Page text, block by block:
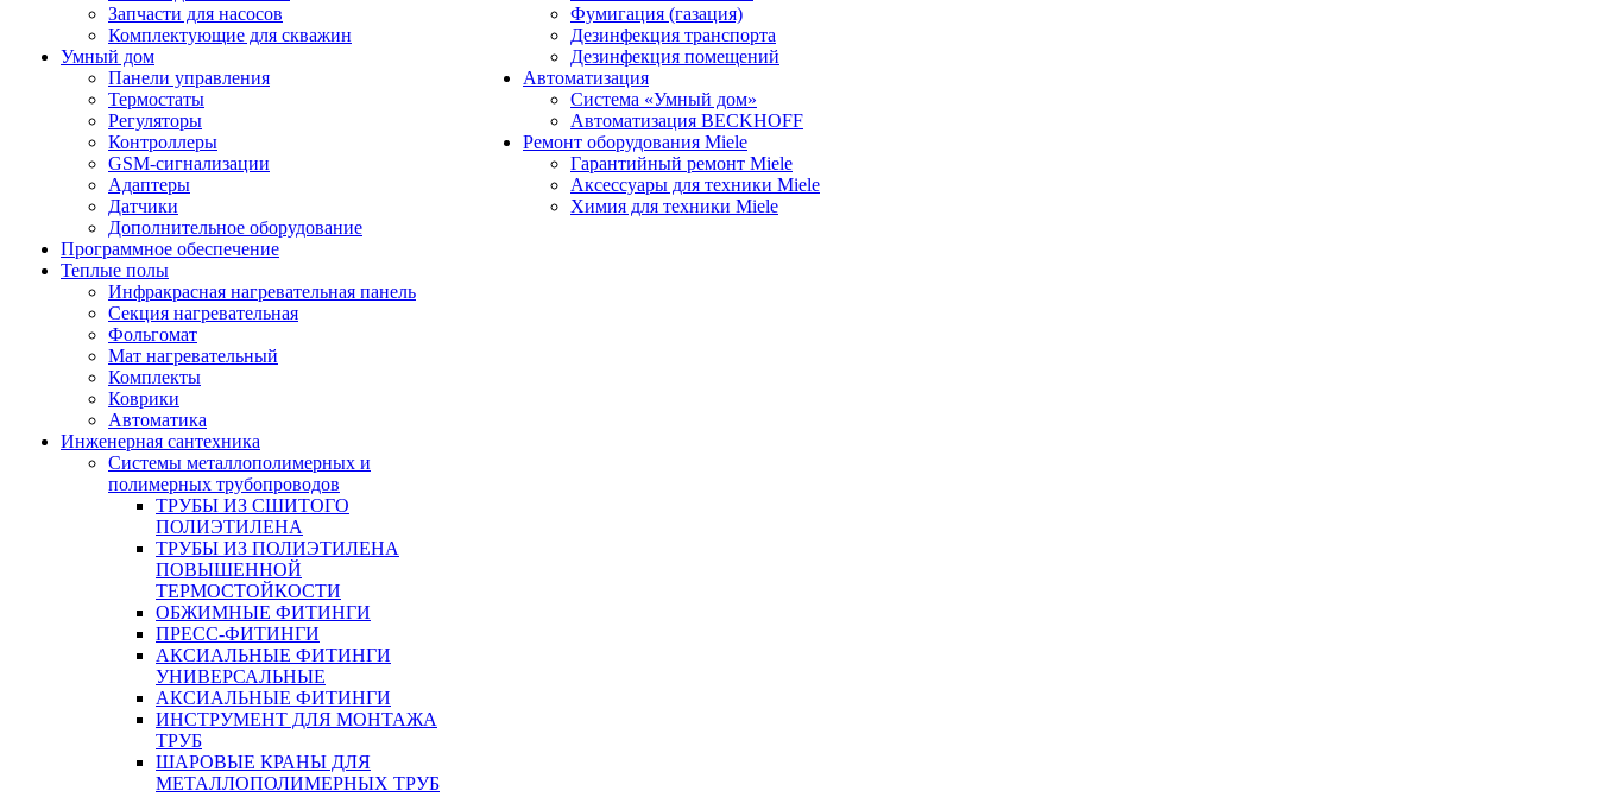
Запчасти для насосов
Комплектующие для скважин
Умный дом
Панели управления
Термостаты
Регуляторы
Контроллеры
GSM-сигнализации
Адаптеры
Датчики
Дополнительное оборудование
Программное обеспечение
Теплые полы
Инфракрасная нагревательная панель
Секция нагревательная
Фольгомат
Мат нагревательный
Комплекты
Коврики
Автоматика
Инженерная сантехника
Системы металлополимерных и
полимерных трубопроводов
ТРУБЫ ИЗ СШИТОГО
ПОЛИЭТИЛЕНА
ТРУБЫ ИЗ ПОЛИЭТИЛЕНА
ПОВЫШЕННОЙ
ТЕРМОСТОЙКОСТИ
ОБЖИМНЫЕ ФИТИНГИ
ПРЕСС-ФИТИНГИ
АКСИАЛЬНЫЕ ФИТИНГИ
УНИВЕРСАЛЬНЫЕ
АКСИАЛЬНЫЕ ФИТИНГИ
ИНСТРУМЕНТ ДЛЯ МОНТАЖА
ТРУБ
ШАРОВЫЕ КРАНЫ ДЛЯ
МЕТАЛЛОПОЛИМЕРНЫХ ТРУБ
Фумигация (газация)
Дезинфекция транспорта
Дезинфекция помещений
Автоматизация
Система «Умный дом»
Автоматизация BECKHOFF
Ремонт оборудования Miele
Гарантийный ремонт Miele
Аксессуары для техники Miele
Химия для техники Miele